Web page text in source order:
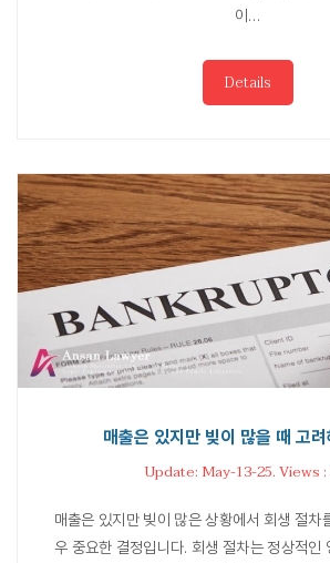
이…
Details
매출은 있지만 빚이 많을 때 고
Update: May-13-25. Views :
매출은 있지만 빚이 많은 상황에서 회생 절차
우 중요한 결정입니다. 회생 절차는 정상적인